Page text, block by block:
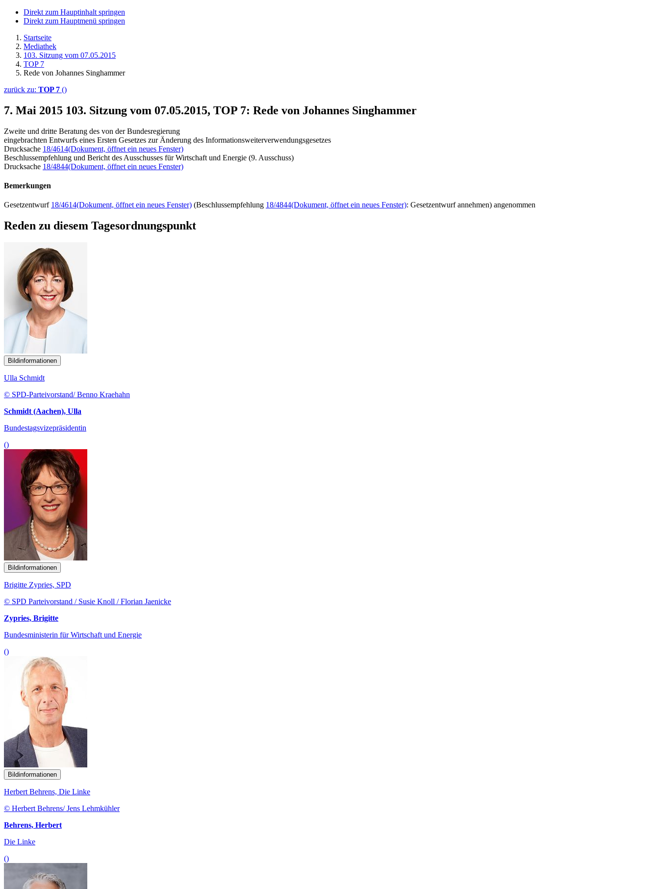
Direkt zum Hauptinhalt springen
Direkt zum Hauptmenü springen
Startseite
Mediathek
103. Sitzung vom 07.05.2015
TOP 7
Rede von Johannes Singhammer
zurück zu: TOP 7 ()
7. Mai 2015 103. Sitzung vom 07.05.2015, TOP 7: Rede von Johannes Singhammer
Zweite und dritte Beratung des von der Bundesregierung
eingebrachten Entwurfs eines Ersten Gesetzes zur Änderung des Informationsweiterverwendungsgesetzes
Drucksache 18/4614(Dokument, öffnet ein neues Fenster)
Beschlussempfehlung und Bericht des Ausschusses für Wirtschaft und Energie (9. Ausschuss)
Drucksache 18/4844(Dokument, öffnet ein neues Fenster)
Bemerkungen
Gesetzentwurf 18/4614(Dokument, öffnet ein neues Fenster) (Beschlussempfehlung 18/4844(Dokument, öffnet ein neues Fenster): Gesetzentwurf annehmen) angenommen
Reden zu diesem Tagesordnungspunkt
Bildinformationen
Ulla Schmidt
© SPD-Parteivorstand/ Benno Kraehahn
Schmidt (Aachen), Ulla
Bundestagsvizepräsidentin
()
Bildinformationen
Brigitte Zypries, SPD
© SPD Parteivorstand / Susie Knoll / Florian Jaenicke
Zypries, Brigitte
Bundesministerin für Wirtschaft und Energie
()
Bildinformationen
Herbert Behrens, Die Linke
© Herbert Behrens/ Jens Lehmkühler
Behrens, Herbert
Die Linke
()